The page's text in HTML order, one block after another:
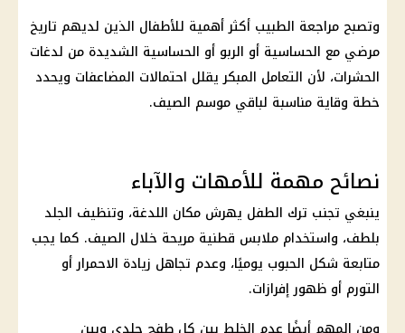
وتصبح مراجعة الطبيب أكثر أهمية للأطفال الذين لديهم تاريخ
مرضي مع الحساسية أو الربو أو الحساسية الشديدة من لدغات
الحشرات، لأن التعامل المبكر يقلل احتمالات المضاعفات ويحدد
خطة وقاية مناسبة لباقي موسم الصيف.
نصائح مهمة للأمهات والآباء
ينبغي تجنب ترك الطفل يهرش مكان اللدغة، وتنظيف الجلد
بلطف، واستخدام ملابس قطنية مريحة خلال الصيف. كما يجب
متابعة شكل الحبوب يوميًا، وعدم تجاهل زيادة الاحمرار أو
التورم أو ظهور إفرازات.